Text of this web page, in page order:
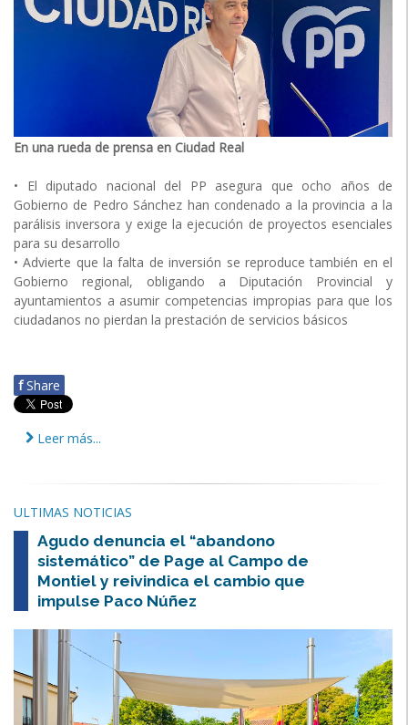
En una rueda de prensa en Ciudad Real
• El diputado nacional del PP asegura que ocho años de
Gobierno de Pedro Sánchez han condenado a la provincia a la
parálisis inversora y exige la ejecución de proyectos esenciales
para su desarrollo
• Advierte que la falta de inversión se reproduce también en el
Gobierno regional, obligando a Diputación Provincial y
ayuntamientos a asumir competencias impropias para que los
ciudadanos no pierdan la prestación de servicios básicos
f Share
Leer más...
ULTIMAS NOTICIAS
Agudo denuncia el “abandono
sistemático” de Page al Campo de
Montiel y reivindica el cambio que
impulse Paco Núñez